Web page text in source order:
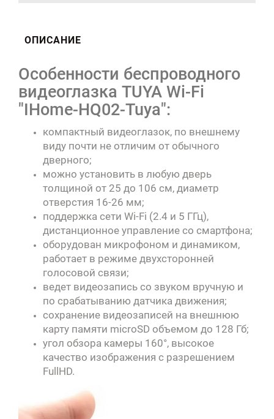
ОПИСАНИЕ
Особенности беспроводного
видеоглазка TUYA Wi-Fi
"IHome-HQ02-Tuya":
компактный видеоглазок, по внешнему
виду почти не отличим от обычного
дверного;
можно установить в любую дверь
толщиной от 25 до 106 см, диаметр
отверстия 16-26 мм;
поддержка сети Wi-Fi (2.4 и 5 ГГц),
дистанционное управление со смартфона;
оборудован микрофоном и динамиком,
работает в режиме двухсторонней
голосовой связи;
ведет видеозапись со звуком вручную и
по срабатыванию датчика движения;
сохранение видеозаписей на внешнюю
карту памяти microSD объемом до 128 Гб;
угол обзора камеры 160°, высокое
качество изображения с разрешением
FullHD.